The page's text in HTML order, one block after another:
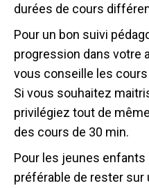
durées de cours
Pour un bon suivi
progression dans votre
vous conseille les
Si vous souhaitez
privilégiez tout de
des cours de 30 min.
Pour les jeunes enfants
préférable de rester sur